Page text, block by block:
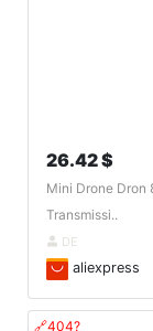
26.42 $
Mini Drone Dron
Transmissi..
DE
aliexpress
🔗404?